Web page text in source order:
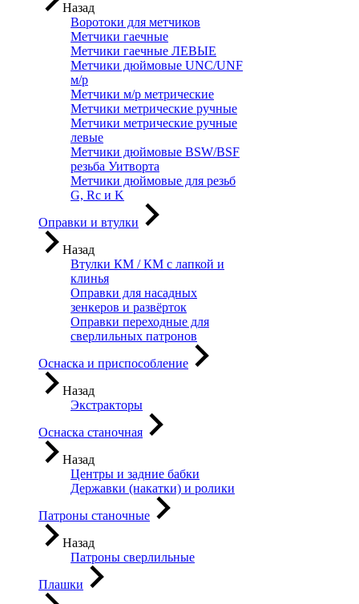
Назад
Воротоки для метчиков
Метчики гаечные
Метчики гаечные ЛЕВЫЕ
Метчики дюймовые UNC/UNF
м/р
Метчики м/р метрические
Метчики метрические ручные
Метчики метрические ручные
левые
Метчики дюймовые BSW/BSF
резьба Уитворта
Метчики дюймовые для резьб
G, Rc и K
Оправки и втулки
Назад
Втулки КМ / КМ с лапкой и
клинья
Оправки для насадных
зенкеров и развёрток
Оправки переходные для
сверлильных патронов
Оснаска и приспособление
Назад
Экстракторы
Оснаска станочная
Назад
Центры и задние бабки
Державки (накатки) и ролики
Патроны станочные
Назад
Патроны сверлильные
Плашки